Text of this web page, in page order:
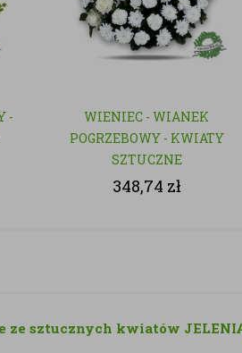
-
WIENIEC - WIANEK
POGRZEBOWY - KWIATY
SZTUCZNE
348,74 zł
ze sztucznych kwiatów